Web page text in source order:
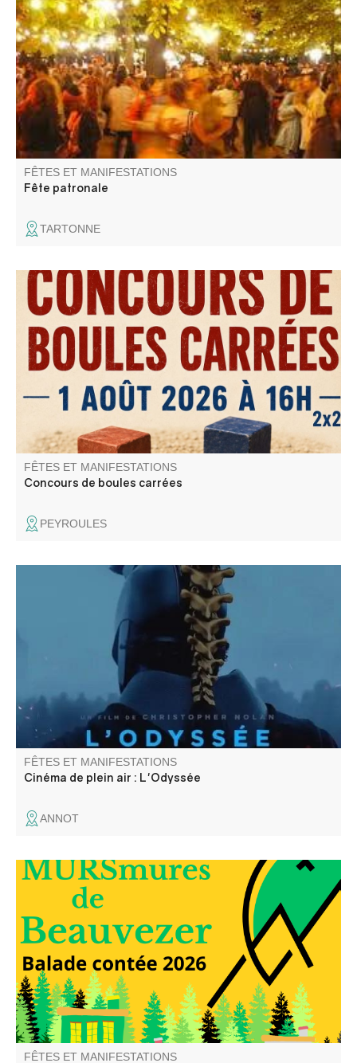
Concours de boules et bal les jeudi, vendredi et samedi.
Paëlla le vendredi, aïoli le samedi.
FÊTES ET MANIFESTATIONS
Fête patronale
TARTONNE
Concours de boules carrées sponsorisé par l'entreprise
Norberto Andrade , Buvette et restauration sur place
FÊTES ET MANIFESTATIONS
Concours de boules carrées
PEYROULES
Le Cinéma de Pays et la Mairie d'Annot vous proposent
une projection en plein air : L'Odyssée
FÊTES ET MANIFESTATIONS
Cinéma de plein air : L'Odyssée
ANNOT
Elli la conteuse vous balade dans les rues du village et
dans le temps, à travers les anecdotes glanées auprès
des habitants du village.
FÊTES ET MANIFESTATIONS